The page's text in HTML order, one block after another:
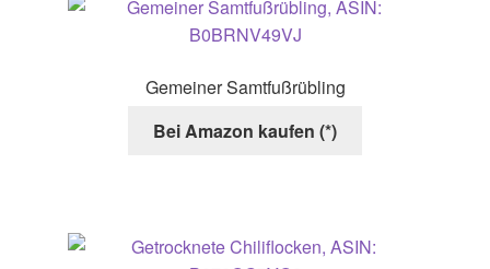
Gemeiner Samtfußrübling
Bei Amazon kaufen (*)